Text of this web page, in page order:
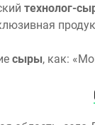
технолог-
сыры, как: